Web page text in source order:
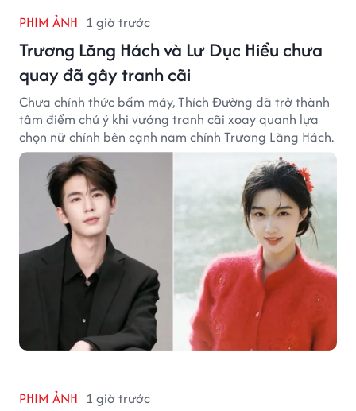
PHIM ẢNH 1 giờ trước
Trương Lăng Hách và Lư Dục Hiểu chưa
quay đã gây tranh cãi
Chưa chính thức bấm máy, Thích Đường đã trở thành
tâm điểm chú ý khi vướng tranh cãi xoay quanh lựa
chọn nữ chính bên cạnh nam chính Trương Lăng Hách.
PHIM ẢNH 1 giờ trước